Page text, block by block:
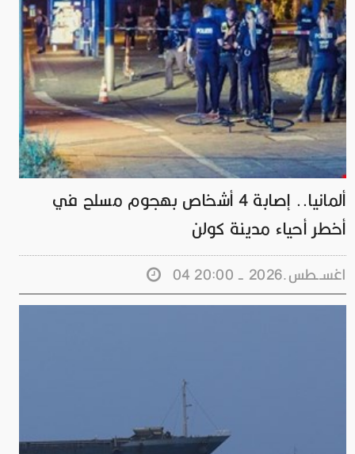
ألمانيا.. إصابة 4 أشخاص بهجوم مسلح في
أخطر أحياء مدينة كولن
04 اغســطس.2026 - 20:00